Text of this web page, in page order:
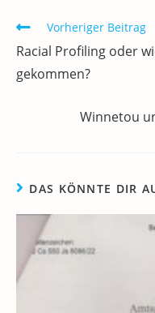
o
o
k
n
Weitere
ansehen
Vorheriger Beitrag
Racial Profiling oder
gekommen?
Winnetou
DAS KÖNNTE DIR